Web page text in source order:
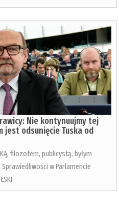
Nie kontynuujmy tej
jest odsunięcie Tuska od
filozofem, publicystą, byłym
w Parlamencie